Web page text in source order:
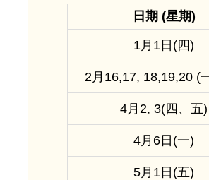
日期 (星期)
1月1日(四)
2月16,17, 18,19,20 (
4月2, 3(四、五)
4月6日(一)
5月1日(五)